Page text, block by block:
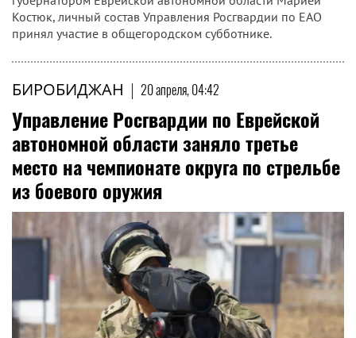
Костюк, личный состав Управления Росгвардии по ЕАО
принял участие в общегородском субботнике.
БИРОБИДЖАН | 20 апреля, 04:42
Управление Росгвардии по Еврейской
автономной области заняло третье
место на чемпионате округа по стрельбе
из боевого оружия